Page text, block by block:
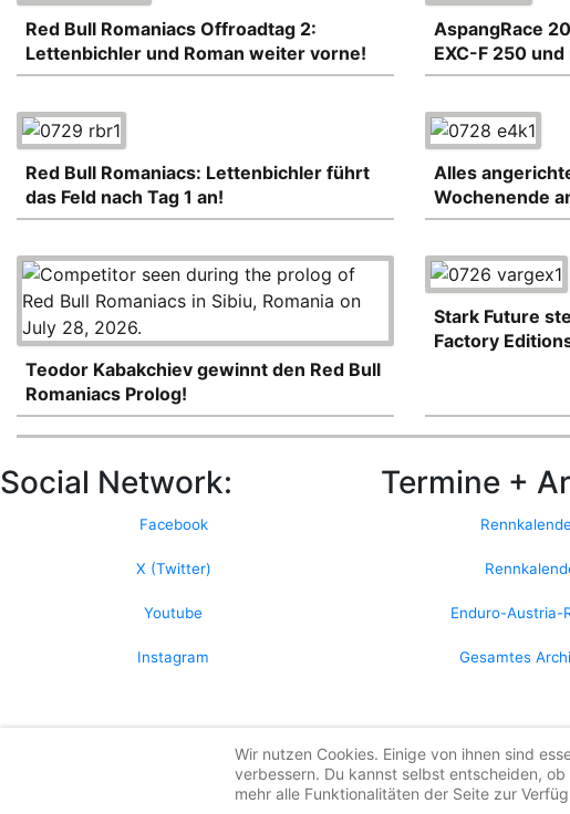
Red Bull Romaniacs Offroadtag 2:
Lettenbichler und Roman weiter vorne!
AspangRace
EXC-F 250
Red Bull Romaniacs: Lettenbichler führt
das Feld nach Tag 1 an!
Alles
Wochenende
Teodor Kabakchiev gewinnt den Red Bull
Romaniacs Prolog!
Stark Future
Factory
Social Network:
Facebook
X (Twitter)
Youtube
Instagram
Termine +
Enduro-Austria-
Gesamtes
Wir nutzen Cookies. Einige von ihnen sind
verbessern. Du kannst selbst entscheiden,
mehr alle Funktionalitäten der Seite zur